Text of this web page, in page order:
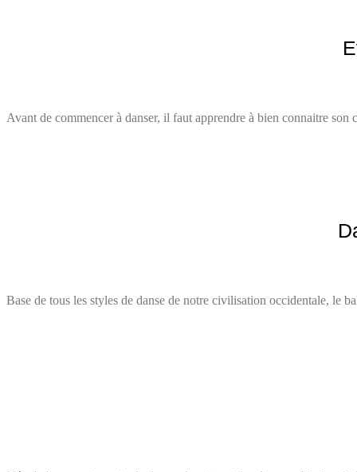
Avant de commencer à danser, il faut apprendre à bien connaitre son
Base de tous les styles de danse de notre civilisation occidentale, le